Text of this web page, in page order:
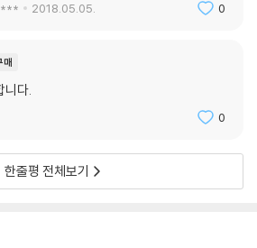
2018.05.05. 0
매
니다.
0
한줄평 전체보기